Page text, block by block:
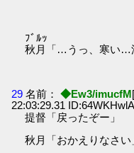
ﾌﾞﾙｯ
秋月「…うっ、寒い…
29 名前： ◆Ew3/imucfM
22:03:29.31
提督「戻ったぞー」
秋月「おかえりなさい